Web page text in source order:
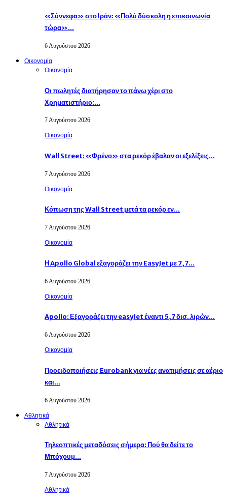
«Σύννεφα» στο Ιράν: «Πολύ δύσκολη η επικοινωνία
τώρα»…
6 Αυγούστου 2026
Οικονομία
Οικονομία
Οι πωλητές διατήρησαν το πάνω χέρι στο
Χρηματιστήριο:…
7 Αυγούστου 2026
Οικονομία
Wall Street: «Φρένο» στα ρεκόρ έβαλαν οι εξελίξεις…
7 Αυγούστου 2026
Οικονομία
Κόπωση της Wall Street μετά τα ρεκόρ εν…
7 Αυγούστου 2026
Οικονομία
Η Apollo Global εξαγοράζει την EasyJet με 7,7…
6 Αυγούστου 2026
Οικονομία
Apollo: Εξαγοράζει την easyJet έναντι 5,7 δισ. λιρών…
6 Αυγούστου 2026
Οικονομία
Προειδοποιήσεις Eurobank για νέες ανατιμήσεις σε αέριο
και…
6 Αυγούστου 2026
Αθλητικά
Αθλητικά
Τηλεοπτικές μεταδόσεις σήμερα: Πού θα δείτε το
Μπόχουμ…
7 Αυγούστου 2026
Αθλητικά